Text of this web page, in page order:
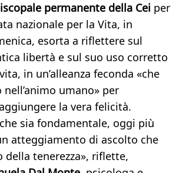
permanente della Cei per
nazionale per la Vita, in
esorta a riflettere sul
libertà e sul suo uso corretto
in un’alleanza feconda «che
umano» per
la vera felicità.
sia fondamentale, oggi più
atteggiamento di ascolto che
tenerezza», riflette,